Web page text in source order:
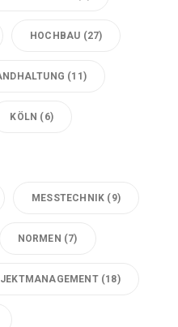
HOCHBAU (27)
(11)
KÖLN (6)
MESSTECHNIK (9)
NORMEN (7)
(18)